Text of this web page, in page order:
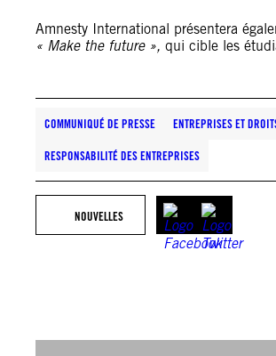
Amnesty International présentera
« Make the future », qui cible les
COMMUNIQUÉ DE PRESSE ENTREPRISES ET
RESPONSABILITÉ DES ENTREPRISES
NOUVELLES